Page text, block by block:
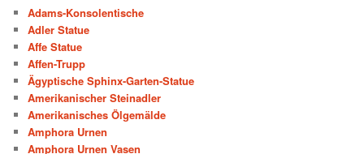
Adams-Konsolentische
Adler Statue
Affe Statue
Affen-Trupp
Ägyptische Sphinx-Garten-Statue
Amerikanischer Steinadler
Amerikanisches Ölgemälde
Amphora Urnen
Amphora Urnen Vasen